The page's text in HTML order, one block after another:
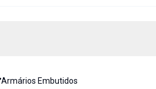
Armários Embutidos